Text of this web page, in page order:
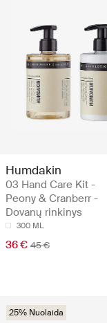
Humdakin
03 Hand Care Kit -
Peony & Cranberr -
Dovanų rinkinys
300 ML
36 € 45 €
25% Nuolaida